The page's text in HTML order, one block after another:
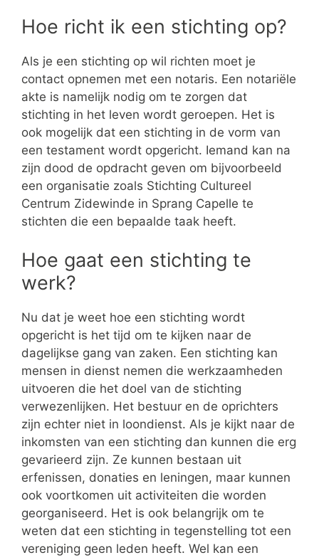
Hoe richt ik een stichting op?
Als je een stichting op wil richten moet je
contact opnemen met een notaris. Een notariële
akte is namelijk nodig om te zorgen dat
stichting in het leven wordt geroepen. Het is
ook mogelijk dat een stichting in de vorm van
een testament wordt opgericht. Iemand kan na
zijn dood de opdracht geven om bijvoorbeeld
een organisatie zoals Stichting Cultureel
Centrum Zidewinde in Sprang Capelle te
stichten die een bepaalde taak heeft.
Hoe gaat een stichting te
werk?
Nu dat je weet hoe een stichting wordt
opgericht is het tijd om te kijken naar de
dagelijkse gang van zaken. Een stichting kan
mensen in dienst nemen die werkzaamheden
uitvoeren die het doel van de stichting
verwezenlijken. Het bestuur en de oprichters
zijn echter niet in loondienst. Als je kijkt naar de
inkomsten van een stichting dan kunnen die erg
gevarieerd zijn. Ze kunnen bestaan uit
erfenissen, donaties en leningen, maar kunnen
ook voortkomen uit activiteiten die worden
georganiseerd. Het is ook belangrijk om te
weten dat een stichting in tegenstelling tot een
vereniging geen leden heeft. Wel kan een